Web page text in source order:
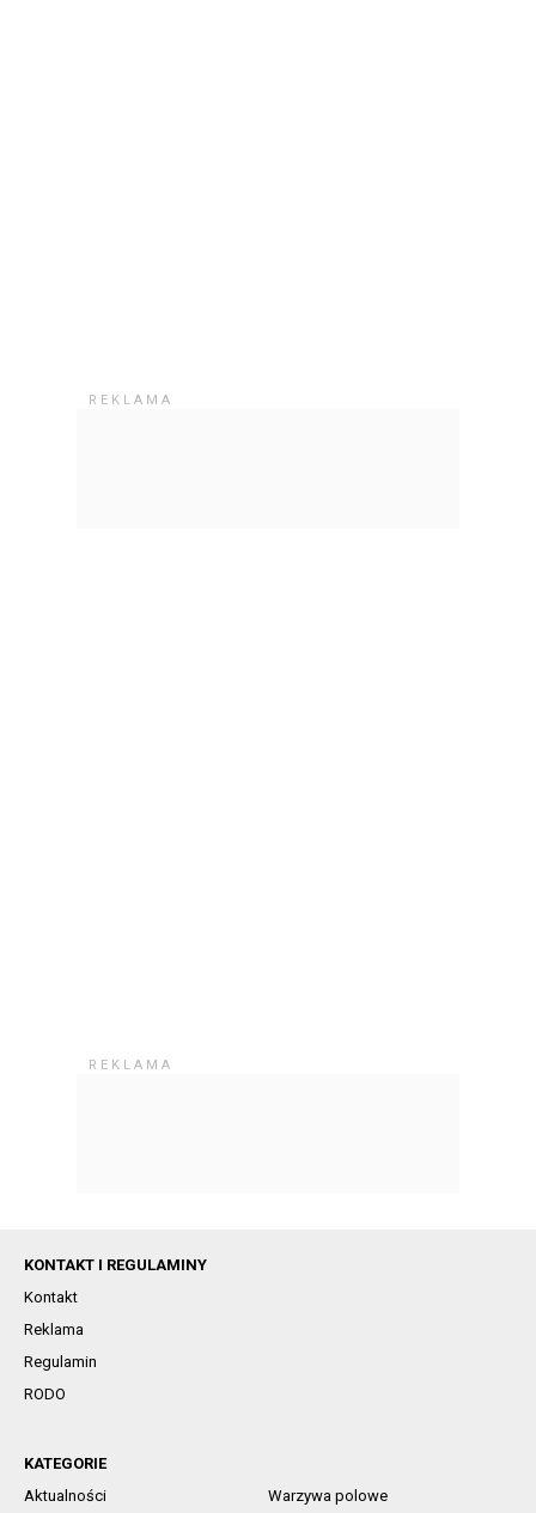
KONTAKT I REGULAMINY
Kontakt
Reklama
Regulamin
RODO
KATEGORIE
Aktualności
Warzywa polowe